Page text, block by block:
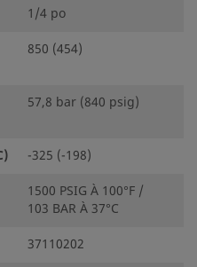
1/4 po
850 (454)
57,8 bar (840 psig)
-325 (-198)
1500 PSIG À 100°F /
103 BAR À 37°C
37110202